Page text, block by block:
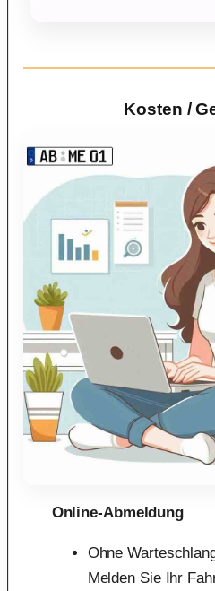
Kosten /
Online-Abmeldung
Ohne
Melden Sie Ihr